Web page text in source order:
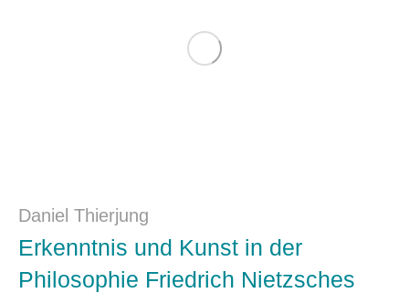
Daniel Thierjung
Erkenntnis und Kunst in der
Philosophie Friedrich Nietzsches